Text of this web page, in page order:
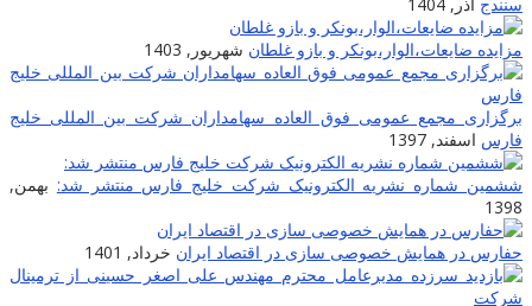
مزایده ضایعات‌،الوار،بونکر و بازو غلطان شهریور, 1403
برگزاری مجمع عمومی فوق العاده سهامداران شرکت بین المللی خلیج
فارس اسفند, 1397
ششمین شماره نشریه الکترونیک شرکت خلیج فارس منتشر شد: بهمن,
1398
حفارس در همایش خصوصی سازی در اقتصاد ایران خرداد, 1401